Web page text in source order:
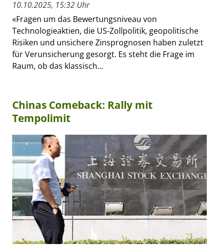
10.10.2025, 15:32 Uhr
«Fragen um das Bewertungsniveau von
Technologieaktien, die US-Zollpolitik, geopolitische
Risiken und unsichere Zinsprognosen haben zuletzt
für Verunsicherung gesorgt. Es steht die Frage im
Raum, ob das klassisch...
Chinas Comeback: Rally mit
Tempolimit